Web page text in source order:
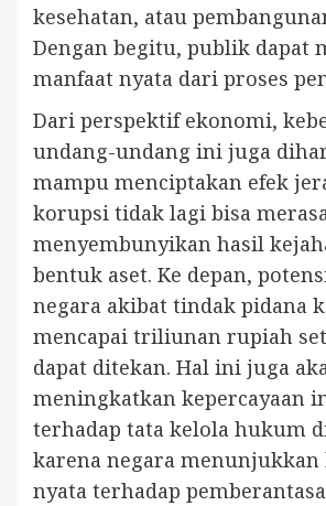
kesehatan, atau
Dengan begitu, publik dapat
manfaat nyata dari proses
Dari perspektif ekonomi,
undang-undang ini juga
mampu menciptakan efek
korupsi tidak lagi bisa
menyembunyikan hasil
bentuk aset. Ke depan,
negara akibat tindak pidana
mencapai triliunan rupiah
dapat ditekan. Hal ini juga
meningkatkan kepercayaan
terhadap tata kelola hukum
karena negara
nyata terhadap